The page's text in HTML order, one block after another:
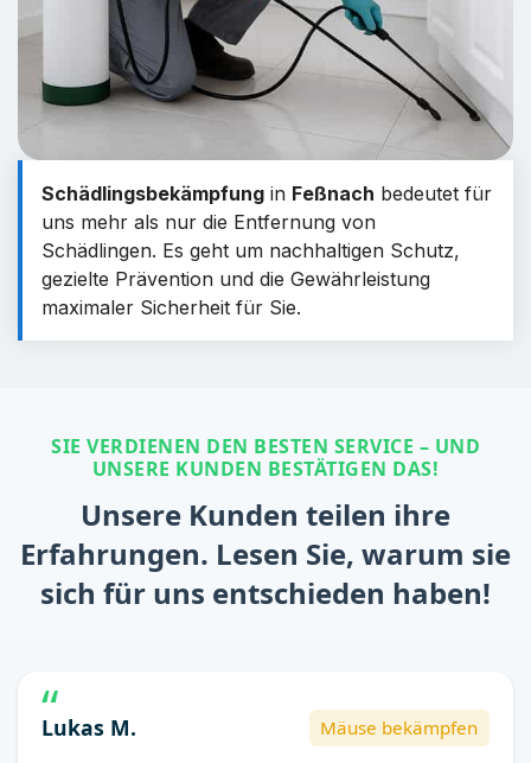
Schädlingsbekämpfung in Feßnach bedeutet für
uns mehr als nur die Entfernung von
Schädlingen. Es geht um nachhaltigen Schutz,
gezielte Prävention und die Gewährleistung
maximaler Sicherheit für Sie.
SIE VERDIENEN DEN BESTEN SERVICE – UND
UNSERE KUNDEN BESTÄTIGEN DAS!
Unsere Kunden teilen ihre
Erfahrungen. Lesen Sie, warum sie
sich für uns entschieden haben!
Lukas M. Mäuse bekämpfen